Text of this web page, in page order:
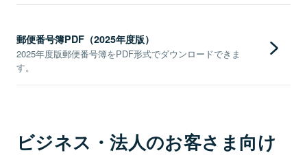
郵便番号簿PDF（2025年度版）
2025年度版郵便番号簿をPDF形式でダウンロードできま
す。
ビジネス・法人のお客さま向け